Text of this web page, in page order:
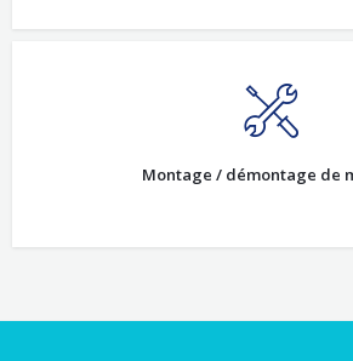
Montage / démontage de